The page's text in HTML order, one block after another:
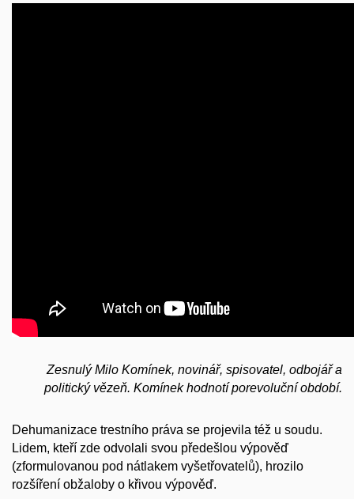
Zesnulý Milo Komínek, novinář, spisovatel, odbojář a
politický vězeň. Komínek hodnotí porevoluční období.
Dehumanizace trestního práva se projevila též u soudu.
Lidem, kteří zde odvolali svou předešlou výpověď
(zformulovanou pod nátlakem vyšetřovatelů), hrozilo
rozšíření obžaloby o křivou výpověď.